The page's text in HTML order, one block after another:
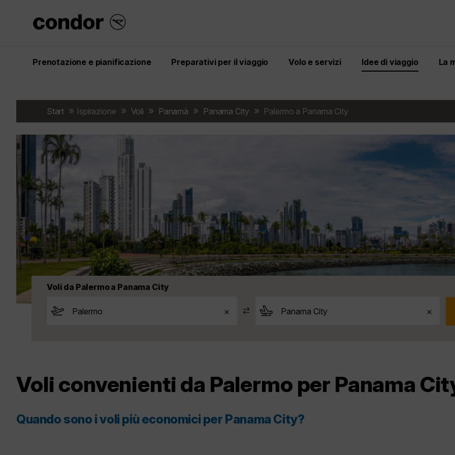
Prenotazione e pianificazione Preparativi per il viaggio Volo e servizi Idee di viaggio La
Start Ispirazione Voli Panamà Panama City Palermo a Panama City
Voli da Palermo a Panama City
Voli convenienti da Palermo per Panama
Quando sono i voli più economici per Panama City?